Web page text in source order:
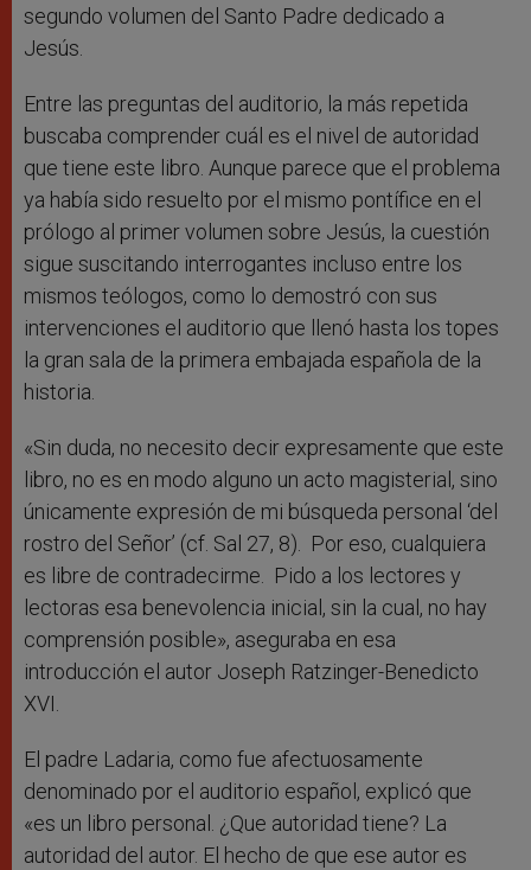
segundo volumen del Santo Padre dedicado a
Jesús.
Entre las preguntas del auditorio, la más repetida
buscaba comprender cuál es el nivel de autoridad
que tiene este libro. Aunque parece que el problema
ya había sido resuelto por el mismo pontífice en el
prólogo al primer volumen sobre Jesús, la cuestión
sigue suscitando interrogantes incluso entre los
mismos teólogos, como lo demostró con sus
intervenciones el auditorio que llenó hasta los topes
la gran sala de la primera embajada española de la
historia.
«Sin duda, no necesito decir expresamente que este
libro, no es en modo alguno un acto magisterial, sino
únicamente expresión de mi búsqueda personal ‘del
rostro del Señor’ (cf. Sal 27, 8). Por eso, cualquiera
es libre de contradecirme. Pido a los lectores y
lectoras esa benevolencia inicial, sin la cual, no hay
comprensión posible», aseguraba en esa
introducción el autor Joseph Ratzinger-Benedicto
XVI.
El padre Ladaria, como fue afectuosamente
denominado por el auditorio español, explicó que
«es un libro personal. ¿Que autoridad tiene? La
autoridad del autor. El hecho de que ese autor es